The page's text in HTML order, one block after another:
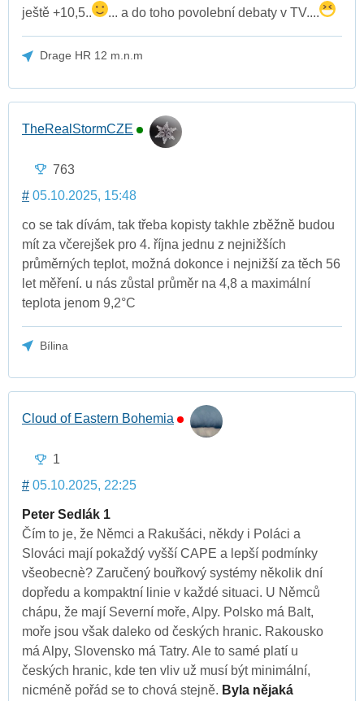
ještě +10,5.. ... a do toho povolební debaty v TV....
Drage HR 12 m.n.m
TheRealStormCZE
763
# 05.10.2025, 15:48
co se tak dívám, tak třeba kopisty takhle zběžně budou
mít za včerejšek pro 4. října jednu z nejnižších
průměrných teplot, možná dokonce i nejnižší za těch 56
let měření. u nás zůstal průměr na 4,8 a maximální
teplota jenom 9,2°C
Bílina
Cloud of Eastern Bohemia
1
# 05.10.2025, 22:25
Peter Sedlák 1
Čím to je, že Němci a Rakušáci, někdy i Poláci a
Slováci mají pokaždý vyšší CAPE a lepší podmínky
všeobecnè? Zaručený bouřkový systémy několik dní
dopředu a kompaktní linie v každé situaci. U Němců
chápu, že mají Severní moře, Alpy. Polsko má Balt,
moře jsou však daleko od českých hranic. Rakousko
má Alpy, Slovensko má Tatry. Ale to samé platí u
českých hranic, kde ten vliv už musí být minimální,
nicméně pořád se to chová stejně. Byla nějaká